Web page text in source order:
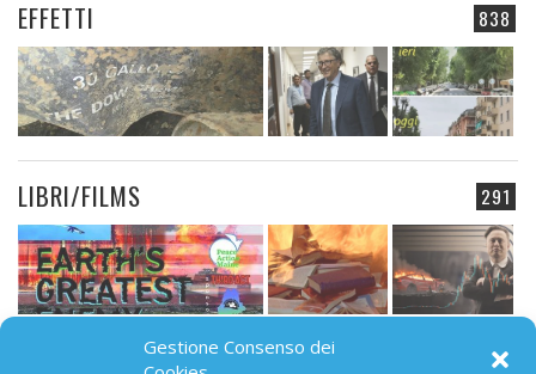
Gestione Consenso dei
838
EFFETTI
291
LIBRI/FILMS